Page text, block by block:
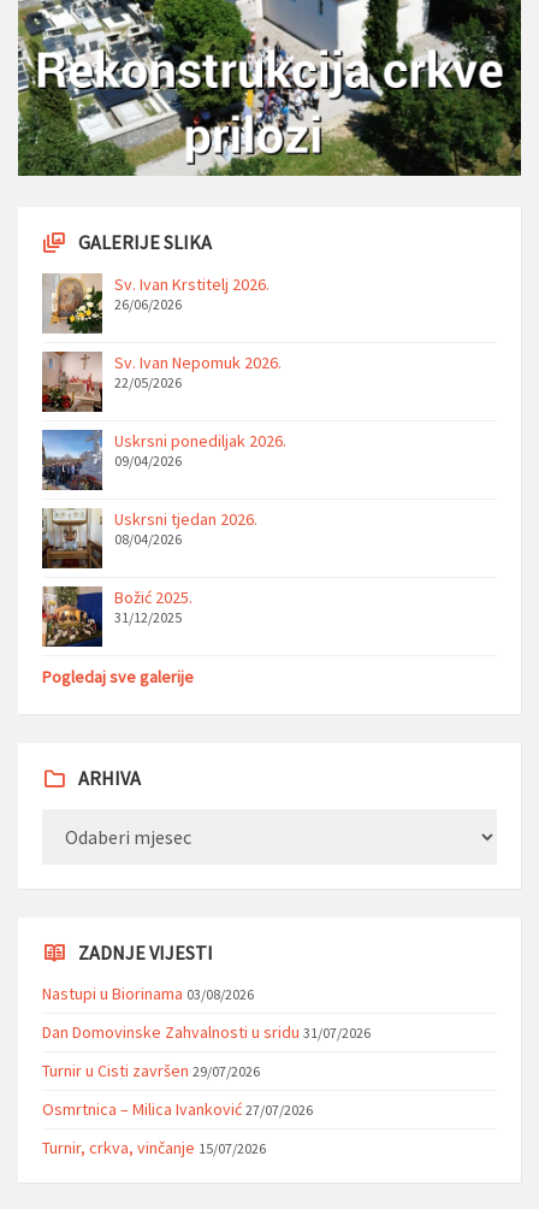
GALERIJE SLIKA
Sv. Ivan Krstitelj 2026.
26/06/2026
Sv. Ivan Nepomuk 2026.
22/05/2026
Uskrsni ponediljak 2026.
09/04/2026
Uskrsni tjedan 2026.
08/04/2026
Božić 2025.
31/12/2025
Pogledaj sve galerije
ARHIVA
ZADNJE VIJESTI
Nastupi u Biorinama 03/08/2026
Dan Domovinske Zahvalnosti u sridu 31/07/2026
Turnir u Cisti završen 29/07/2026
Osmrtnica – Milica Ivanković 27/07/2026
Turnir, crkva, vinčanje 15/07/2026